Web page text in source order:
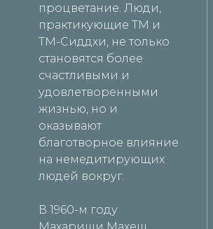
процветание. Люди,
практикующие ТМ и
ТМ-Сиддхи, не только
становятся более
счастливыми и
удовлетворенными
жизнью, но и
оказывают
благотворное влияние
на немедитирующих
людей вокруг.
В 1960-м году